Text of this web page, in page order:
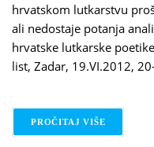
hrvatskom lutkarstvu
ali nedostaje potanja
hrvatske lutkarske
list, Zadar, 19.VI.2012,
PROČITAJ VIŠE